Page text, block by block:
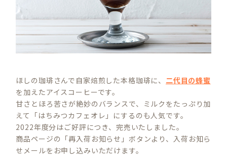
ほしの珈琲さんで自家焙煎した本格珈琲に、 二代目の蜂蜜
を加えたアイスコーヒーです。
甘さとほろ苦さが絶妙のバランスで、ミルクをたっぷり加
えて「はちみつカフェオレ」にするのも人気です。
2022年度分はご好評につき、完売いたしました。
商品ページの「再入荷お知らせ」ボタンより、入荷お知ら
せメールをお申し込みいただけます。